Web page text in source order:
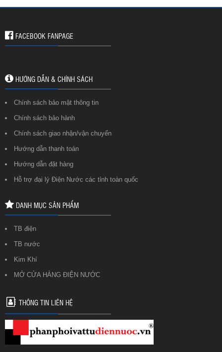
FACEBOOK FANPAGE
HƯỚNG DẪN & CHÍNH SÁCH
Chính sách bảo mật thông tin
Chính sách bảo hành
Chính sách giao nhận/vận chuyển
Hướng dẫn thanh toán
Hướng dẫn đặt hàng
Hỗ trợ đại lý Điện Nước các tỉnh toàn quốc
DANH MỤC SẢN PHẨM
TB điện
TB nước
Kim Khí
MỞ CỬA HÀNG ĐIỆN NƯỚC
THÔNG TIN LIÊN HỆ